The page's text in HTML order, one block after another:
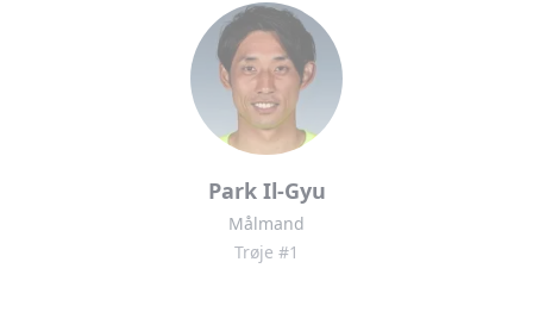
Park Il-Gyu
Målmand
Trøje #1